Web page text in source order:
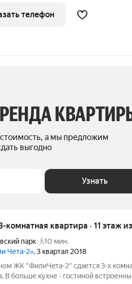
телефон
а мы предложим
выгодно
Узнать
3-комнатная квартира · 11 этаж
парк
10 мин.
Чета-2», 3 квартал 2018
ЖК "ФилиЧeта-2" сдaетcя 3-x
В больше кухне - гостиной